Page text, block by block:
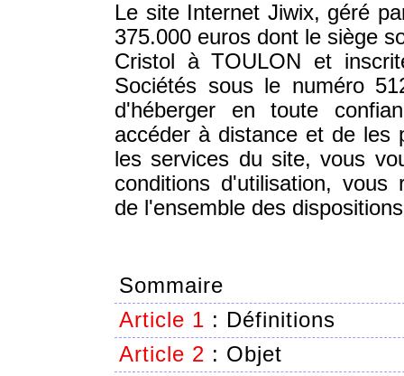
Le site Internet Jiwix, géré
375.000 euros dont le siège
Cristol à TOULON et
Sociétés sous le numéro
d'héberger en toute
accéder à distance et de les
les services du site, vous
conditions d'utilisation, vous
de l'ensemble des
Sommaire
Article 1 : Définitions
Article 2 : Objet